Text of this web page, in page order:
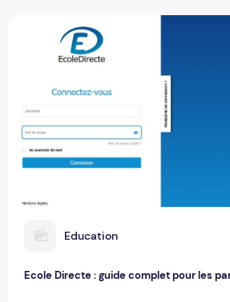
E Education
Ecole Directe : guide complet pour les
Ecole Directe : guide complet pour